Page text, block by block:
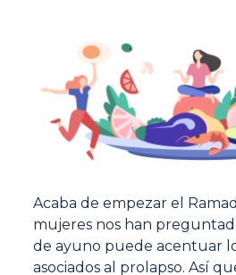
Acaba de empezar el
mujeres nos han
de ayuno puede acentuar
asociados al prolapso. Así